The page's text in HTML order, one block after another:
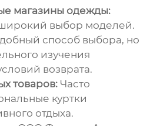
магазины одежды:
выбор моделей.
способ выбора, но
изучения
возврата.
товаров: Часто
куртки
отдыха.